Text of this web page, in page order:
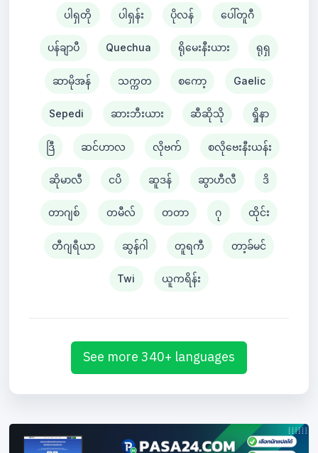
ပါရှတို ပါရှန်း ပိုလန် ပေါ်တူဂီ
ပန်ချာပီ Quechua ရိုမေးနီးယား ရုရှ
ဆာမိုအန် သက္ကတ စကော့ Gaelic
Sepedi ဆားဘီးယား ဆီဆိုသို ရှိုနာ
ဒြီ ဆင်ဟာလ လိုဗက် စလိုဗေးနီးယန်း
ဆိုမာလီ ငပိ ဆူဒန် ဆွာဟီလီ ဒိ
တာဂျစ် တမီလ် တတာ ဂု ထိုင်း
တီဂျရီယာ ဆွန်ဂါ တူရကီ တာ့ခ်မင်
Twi ယူကရိန်း
See more 340+ languages